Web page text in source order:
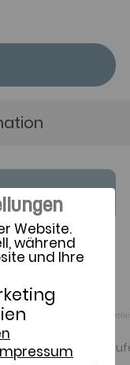
Website.
während
und Ihre
Rezensionen zu
weg. Absolute